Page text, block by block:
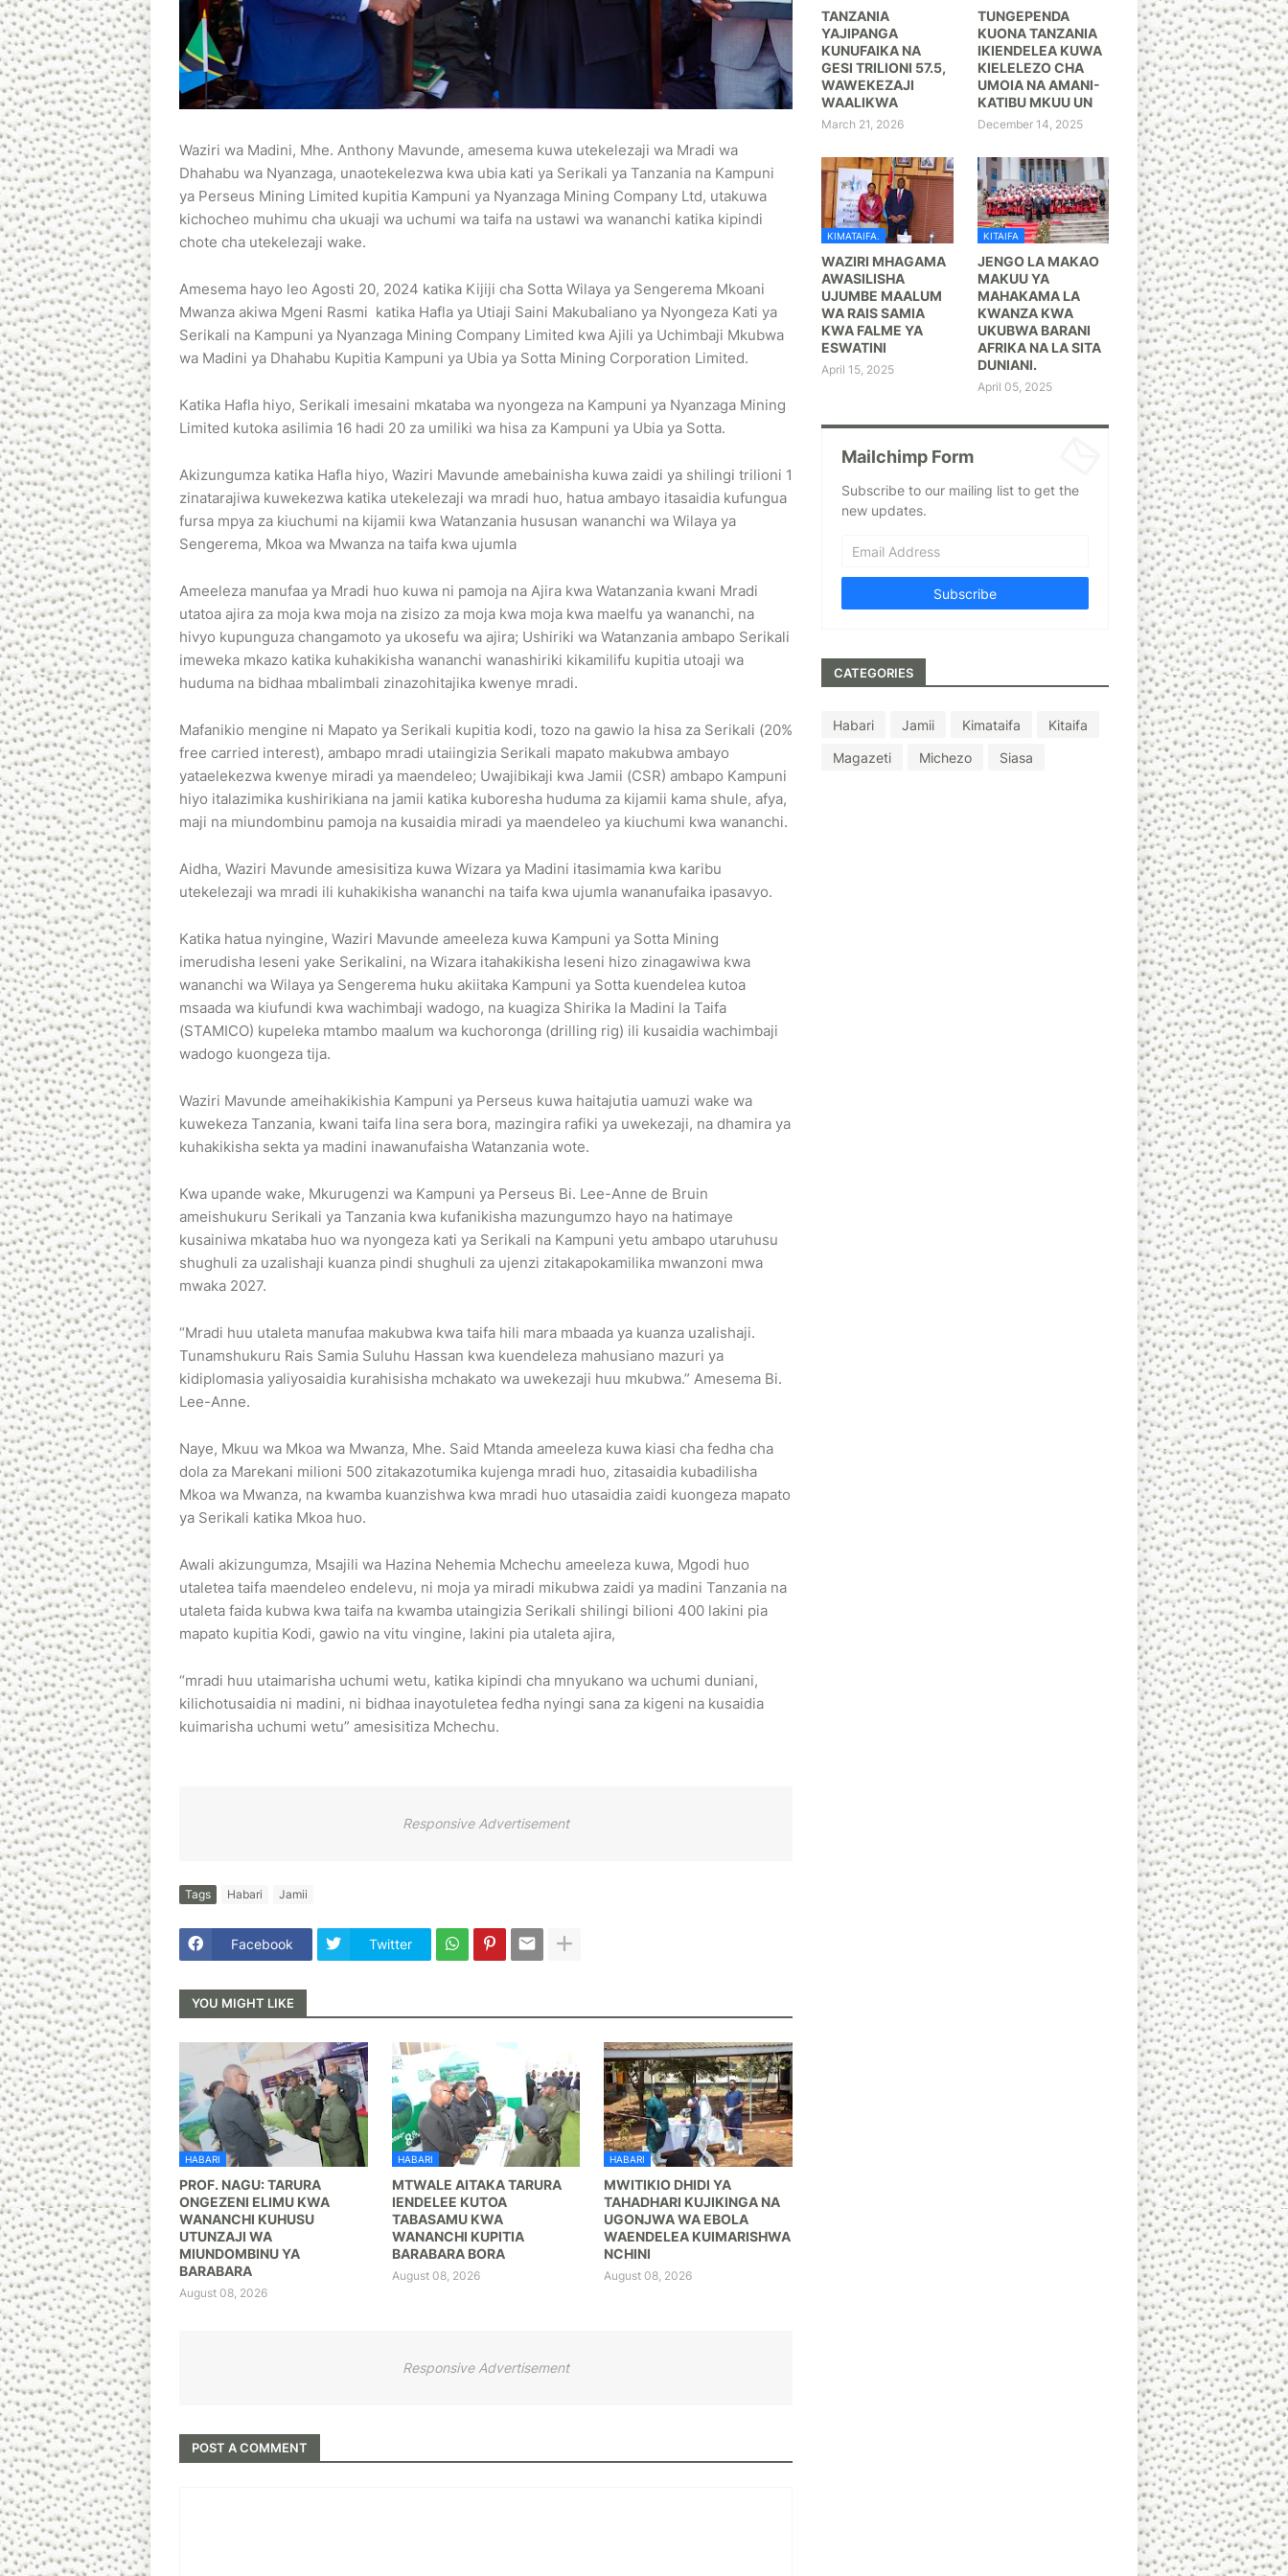
Waziri wa Madini, Mhe. Anthony Mavunde, amesema kuwa utekelezaji wa Mradi wa
Dhahabu wa Nyanzaga, unaotekelezwa kwa ubia kati ya Serikali ya Tanzania na Kampuni
ya Perseus Mining Limited kupitia Kampuni ya Nyanzaga Mining Company Ltd, utakuwa
kichocheo muhimu cha ukuaji wa uchumi wa taifa na ustawi wa wananchi katika kipindi
chote cha utekelezaji wake.
Amesema hayo leo Agosti 20, 2024 katika Kijiji cha Sotta Wilaya ya Sengerema Mkoani
Mwanza akiwa Mgeni Rasmi katika Hafla ya Utiaji Saini Makubaliano ya Nyongeza Kati ya
Serikali na Kampuni ya Nyanzaga Mining Company Limited kwa Ajili ya Uchimbaji Mkubwa
wa Madini ya Dhahabu Kupitia Kampuni ya Ubia ya Sotta Mining Corporation Limited.
Katika Hafla hiyo, Serikali imesaini mkataba wa nyongeza na Kampuni ya Nyanzaga Mining
Limited kutoka asilimia 16 hadi 20 za umiliki wa hisa za Kampuni ya Ubia ya Sotta.
Akizungumza katika Hafla hiyo, Waziri Mavunde amebainisha kuwa zaidi ya shilingi trilioni 1
zinatarajiwa kuwekezwa katika utekelezaji wa mradi huo, hatua ambayo itasaidia kufungua
fursa mpya za kiuchumi na kijamii kwa Watanzania hususan wananchi wa Wilaya ya
Sengerema, Mkoa wa Mwanza na taifa kwa ujumla
Ameeleza manufaa ya Mradi huo kuwa ni pamoja na Ajira kwa Watanzania kwani Mradi
utatoa ajira za moja kwa moja na zisizo za moja kwa moja kwa maelfu ya wananchi, na
hivyo kupunguza changamoto ya ukosefu wa ajira; Ushiriki wa Watanzania ambapo Serikali
imeweka mkazo katika kuhakikisha wananchi wanashiriki kikamilifu kupitia utoaji wa
huduma na bidhaa mbalimbali zinazohitajika kwenye mradi.
Mafanikio mengine ni Mapato ya Serikali kupitia kodi, tozo na gawio la hisa za Serikali (20%
free carried interest), ambapo mradi utaiingizia Serikali mapato makubwa ambayo
yataelekezwa kwenye miradi ya maendeleo; Uwajibikaji kwa Jamii (CSR) ambapo Kampuni
hiyo italazimika kushirikiana na jamii katika kuboresha huduma za kijamii kama shule, afya,
maji na miundombinu pamoja na kusaidia miradi ya maendeleo ya kiuchumi kwa wananchi.
Aidha, Waziri Mavunde amesisitiza kuwa Wizara ya Madini itasimamia kwa karibu
utekelezaji wa mradi ili kuhakikisha wananchi na taifa kwa ujumla wananufaika ipasavyo.
Katika hatua nyingine, Waziri Mavunde ameeleza kuwa Kampuni ya Sotta Mining
imerudisha leseni yake Serikalini, na Wizara itahakikisha leseni hizo zinagawiwa kwa
wananchi wa Wilaya ya Sengerema huku akiitaka Kampuni ya Sotta kuendelea kutoa
msaada wa kiufundi kwa wachimbaji wadogo, na kuagiza Shirika la Madini la Taifa
(STAMICO) kupeleka mtambo maalum wa kuchoronga (drilling rig) ili kusaidia wachimbaji
wadogo kuongeza tija.
Waziri Mavunde ameihakikishia Kampuni ya Perseus kuwa haitajutia uamuzi wake wa
kuwekeza Tanzania, kwani taifa lina sera bora, mazingira rafiki ya uwekezaji, na dhamira ya
kuhakikisha sekta ya madini inawanufaisha Watanzania wote.
Kwa upande wake, Mkurugenzi wa Kampuni ya Perseus Bi. Lee-Anne de Bruin
ameishukuru Serikali ya Tanzania kwa kufanikisha mazungumzo hayo na hatimaye
kusainiwa mkataba huo wa nyongeza kati ya Serikali na Kampuni yetu ambapo utaruhusu
shughuli za uzalishaji kuanza pindi shughuli za ujenzi zitakapokamilika mwanzoni mwa
mwaka 2027.
“Mradi huu utaleta manufaa makubwa kwa taifa hili mara mbaada ya kuanza uzalishaji.
Tunamshukuru Rais Samia Suluhu Hassan kwa kuendeleza mahusiano mazuri ya
kidiplomasia yaliyosaidia kurahisisha mchakato wa uwekezaji huu mkubwa.” Amesema Bi.
Lee-Anne.
Naye, Mkuu wa Mkoa wa Mwanza, Mhe. Said Mtanda ameeleza kuwa kiasi cha fedha cha
dola za Marekani milioni 500 zitakazotumika kujenga mradi huo, zitasaidia kubadilisha
Mkoa wa Mwanza, na kwamba kuanzishwa kwa mradi huo utasaidia zaidi kuongeza mapato
ya Serikali katika Mkoa huo.
Awali akizungumza, Msajili wa Hazina Nehemia Mchechu ameeleza kuwa, Mgodi huo
utaletea taifa maendeleo endelevu, ni moja ya miradi mikubwa zaidi ya madini Tanzania na
utaleta faida kubwa kwa taifa na kwamba utaingizia Serikali shilingi bilioni 400 lakini pia
mapato kupitia Kodi, gawio na vitu vingine, lakini pia utaleta ajira,
“mradi huu utaimarisha uchumi wetu, katika kipindi cha mnyukano wa uchumi duniani,
kilichotusaidia ni madini, ni bidhaa inayotuletea fedha nyingi sana za kigeni na kusaidia
kuimarisha uchumi wetu” amesisitiza Mchechu.
Responsive Advertisement
Tags Habari Jamii
Facebook Twitter
YOU MIGHT LIKE
HABARI
PROF. NAGU: TARURA
ONGEZENI ELIMU KWA
WANANCHI KUHUSU
UTUNZAJI WA
MIUNDOMBINU YA
BARABARA ‎
August 08, 2026
HABARI
MTWALE AITAKA TARURA
IENDELEE KUTOA
TABASAMU KWA
WANANCHI KUPITIA
BARABARA BORA ‎
August 08, 2026
HABARI
MWITIKIO DHIDI YA
TAHADHARI KUJIKINGA NA
UGONJWA WA EBOLA
WAENDELEA KUIMARISHWA
NCHINI
August 08, 2026
Responsive Advertisement
POST A COMMENT
TANZANIA
YAJIPANGA
KUNUFAIKA NA
GESI TRILIONI 57.5,
WAWEKEZAJI
WAALIKWA
March 21, 2026
TUNGEPENDA
KUONA TANZANIA
IKIENDELEA KUWA
KIELELEZO CHA
UMOIA NA AMANI-
KATIBU MKUU UN
December 14, 2025
KIMATAIFA.
WAZIRI MHAGAMA
AWASILISHA
UJUMBE MAALUM
WA RAIS SAMIA
KWA FALME YA
ESWATINI
April 15, 2025
KITAIFA
JENGO LA MAKAO
MAKUU YA
MAHAKAMA LA
KWANZA KWA
UKUBWA BARANI
AFRIKA NA LA SITA
DUNIANI.
April 05, 2025
Mailchimp Form
Subscribe to our mailing list to get the
new updates.
CATEGORIES
Habari Jamii Kimataifa
Kitaifa
Magazeti
Michezo Siasa